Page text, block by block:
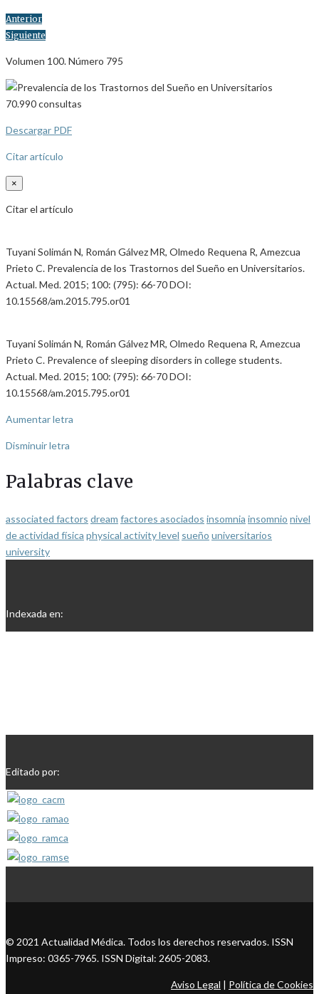
Anterior
Siguiente
Volumen 100. Número 795
70.990consultas
Descargar PDF
Citar artículo
×
Citar el artículo
Tuyani Solimán N, Román Gálvez MR, Olmedo Requena R, Amezcua
Prieto C. Prevalencia de los Trastornos del Sueño en Universitarios.
Actual. Med. 2015; 100: (795): 66-70 DOI:
10.15568/am.2015.795.or01
Tuyani Solimán N, Román Gálvez MR, Olmedo Requena R, Amezcua
Prieto C. Prevalence of sleeping disorders in college students.
Actual. Med. 2015; 100: (795): 66-70 DOI:
10.15568/am.2015.795.or01
Aumentar letra
Disminuir letra
Palabras clave
associated factors dream factores asociados insomnia insomnio nivel
de actividad física physical activity level sueño universitarios
university
Indexada en:
Editado por:
© 2021 Actualidad Médica. Todos los derechos reservados. ISSN
Impreso: 0365-7965. ISSN Digital: 2605-2083.
Aviso Legal | Política de Cookies